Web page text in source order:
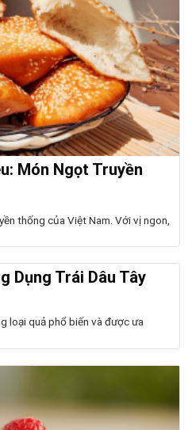
Món Ngọt Truyền
thống của Việt Nam. Với vị ngon,
Dụng Trái Dâu Tây
loại quả phổ biến và được ưa